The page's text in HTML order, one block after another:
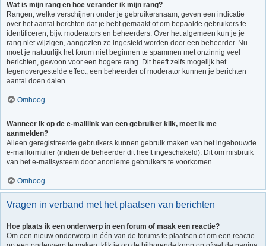
Wat is mijn rang en hoe verander ik mijn rang?
Rangen, welke verschijnen onder je gebruikersnaam, geven een indicatie
over het aantal berchten dat je hebt gemaakt of om bepaalde gebruikers te
identificeren, bijv. moderators en beheerders. Over het algemeen kun je je
rang niet wijzigen, aangezien ze ingesteld worden door een beheerder. Nu
moet je natuurlijk het forum niet beginnen te spammen met onzinnig veel
berichten, gewoon voor een hogere rang. Dit heeft zelfs mogelijk het
tegenovergestelde effect, een beheerder of moderator kunnen je berichten
aantal doen dalen.
Omhoog
Wanneer ik op de e-maillink van een gebruiker klik, moet ik me
aanmelden?
Alleen geregistreerde gebruikers kunnen gebruik maken van het ingebouwde
e-mailformulier (indien de beheerder dit heeft ingeschakeld). Dit om misbruik
van het e-mailsysteem door anonieme gebruikers te voorkomen.
Omhoog
Vragen in verband met het plaatsen van berichten
Hoe plaats ik een onderwerp in een forum of maak een reactie?
Om een nieuw onderwerp in één van de forums te plaatsen of om een reactie